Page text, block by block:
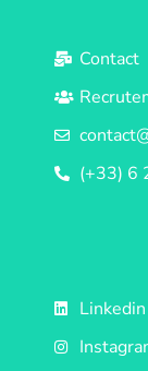
Contact
(+33) 6
Linkedin